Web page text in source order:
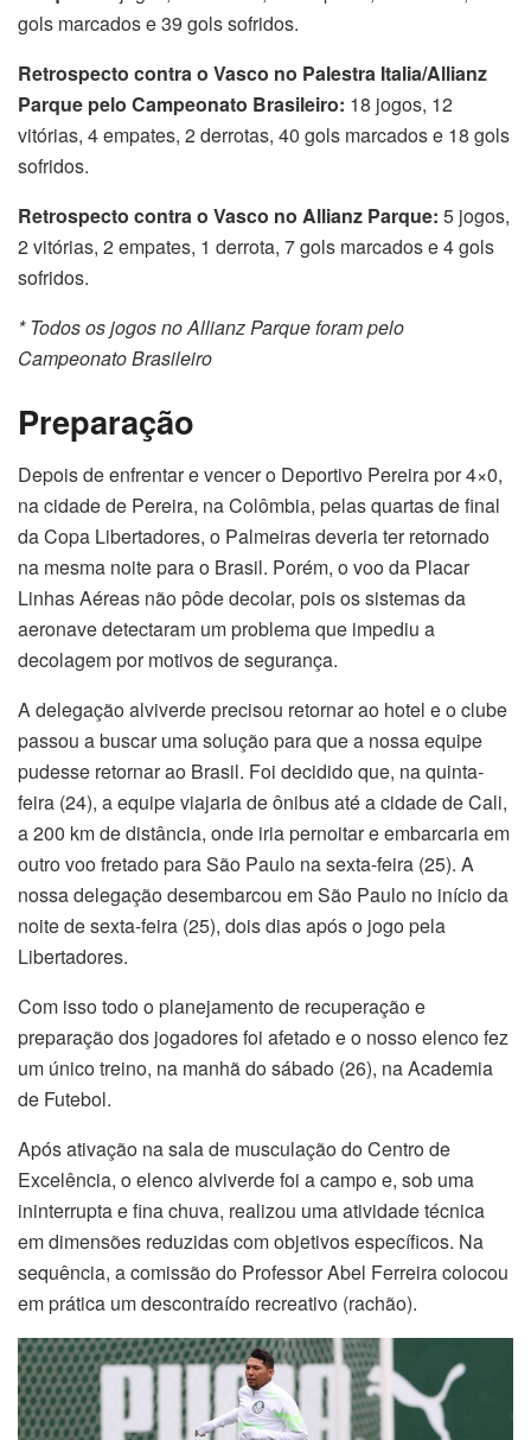
gols marcados e 39 gols sofridos.
Retrospecto contra o Vasco no Palestra Italia/Allianz
Parque pelo Campeonato Brasileiro: 18 jogos, 12
vitórias, 4 empates, 2 derrotas, 40 gols marcados e 18 gols
sofridos.
Retrospecto contra o Vasco no Allianz Parque: 5 jogos,
2 vitórias, 2 empates, 1 derrota, 7 gols marcados e 4 gols
sofridos.
* Todos os jogos no Allianz Parque foram pelo
Campeonato Brasileiro
Preparação
Depois de enfrentar e vencer o Deportivo Pereira por 4×0,
na cidade de Pereira, na Colômbia, pelas quartas de final
da Copa Libertadores, o Palmeiras deveria ter retornado
na mesma noite para o Brasil. Porém, o voo da Placar
Linhas Aéreas não pôde decolar, pois os sistemas da
aeronave detectaram um problema que impediu a
decolagem por motivos de segurança.
A delegação alviverde precisou retornar ao hotel e o clube
passou a buscar uma solução para que a nossa equipe
pudesse retornar ao Brasil. Foi decidido que, na quinta-
feira (24), a equipe viajaria de ônibus até a cidade de Cali,
a 200 km de distância, onde iria pernoitar e embarcaria em
outro voo fretado para São Paulo na sexta-feira (25). A
nossa delegação desembarcou em São Paulo no início da
noite de sexta-feira (25), dois dias após o jogo pela
Libertadores.
Com isso todo o planejamento de recuperação e
preparação dos jogadores foi afetado e o nosso elenco fez
um único treino, na manhã do sábado (26), na Academia
de Futebol.
Após ativação na sala de musculação do Centro de
Excelência, o elenco alviverde foi a campo e, sob uma
ininterrupta e fina chuva, realizou uma atividade técnica
em dimensões reduzidas com objetivos específicos. Na
sequência, a comissão do Professor Abel Ferreira colocou
em prática um descontraído recreativo (rachão).